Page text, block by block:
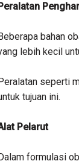
Peralatan
Beberapa bahan
lebih kecil
Peralatan seperti
tujuan ini.
Pelarut
Dalam formulasi